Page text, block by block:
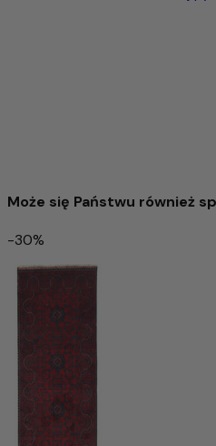
Ten dywan to nie tylko
Dywan afgański 220x87cm
5.479,00 zł 13.685,00 zł
Wyprzedany
Może się Państwu również
-30%